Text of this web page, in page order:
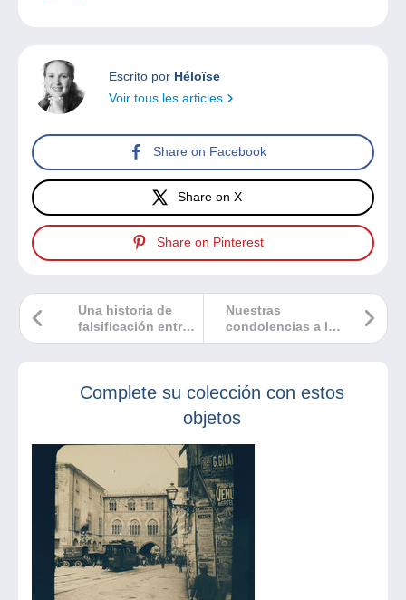
Escrito por Héloïse
Voir tous les articles
Share on Facebook
Share on X
Share on Pinterest
Nuestras
condolencias a la
familia Vaccari
Una historia de
falsificación entre
Marruecos y San
Complete su colección con estos
objetos